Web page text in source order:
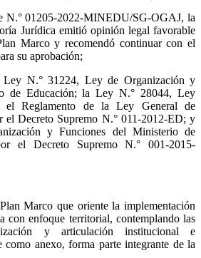
N.° 01205-2022-MINEDU/SG-OGAJ, la
Jurídica emitió opinión legal favorable
Marco y recomendó continuar con el
su aprobación;
N.° 31224, Ley de Organización y
de Educación; la Ley N.° 28044, Ley
el Reglamento de la Ley General de
el Decreto Supremo N.° 011-2012-ED; y
y Funciones del Ministerio de
el Decreto Supremo N.° 001-2015-
Marco que oriente la implementación
con enfoque territorial, contemplando las
y articulación institucional e
como anexo, forma parte integrante de la